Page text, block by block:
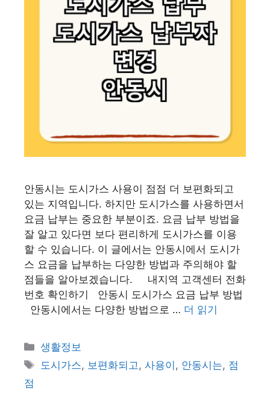
안동시는 도시가스 사용이 점점 더 보편화되고
있는 지역입니다. 하지만 도시가스를 사용하면서
요금 납부는 중요한 부분이죠. 요금 납부 방법을
잘 알고 있다면 보다 편리하게 도시가스를 이용
할 수 있습니다. 이 글에서는 안동시에서 도시가
스 요금을 납부하는 다양한 방법과 주의해야 할
점들을 알아보겠습니다. 내지역 고객센터 전화
번호 확인하기 안동시 도시가스 요금 납부 방법
안동시에서는 다양한 방법으로 … 더 읽기
카
테
생활정보
태
도시가스, 보편화되고,사용이 , 안동시는, 점
점